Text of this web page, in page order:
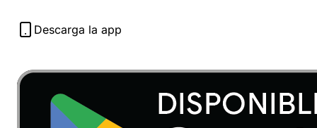
Descarga la app